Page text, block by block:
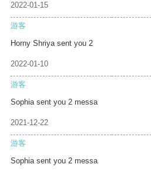
2022-01-15
游客
Horny Shriya sent you 2
2022-01-10
游客
Sophia sent you 2 messa
2021-12-22
游客
Sophia sent you 2 messa